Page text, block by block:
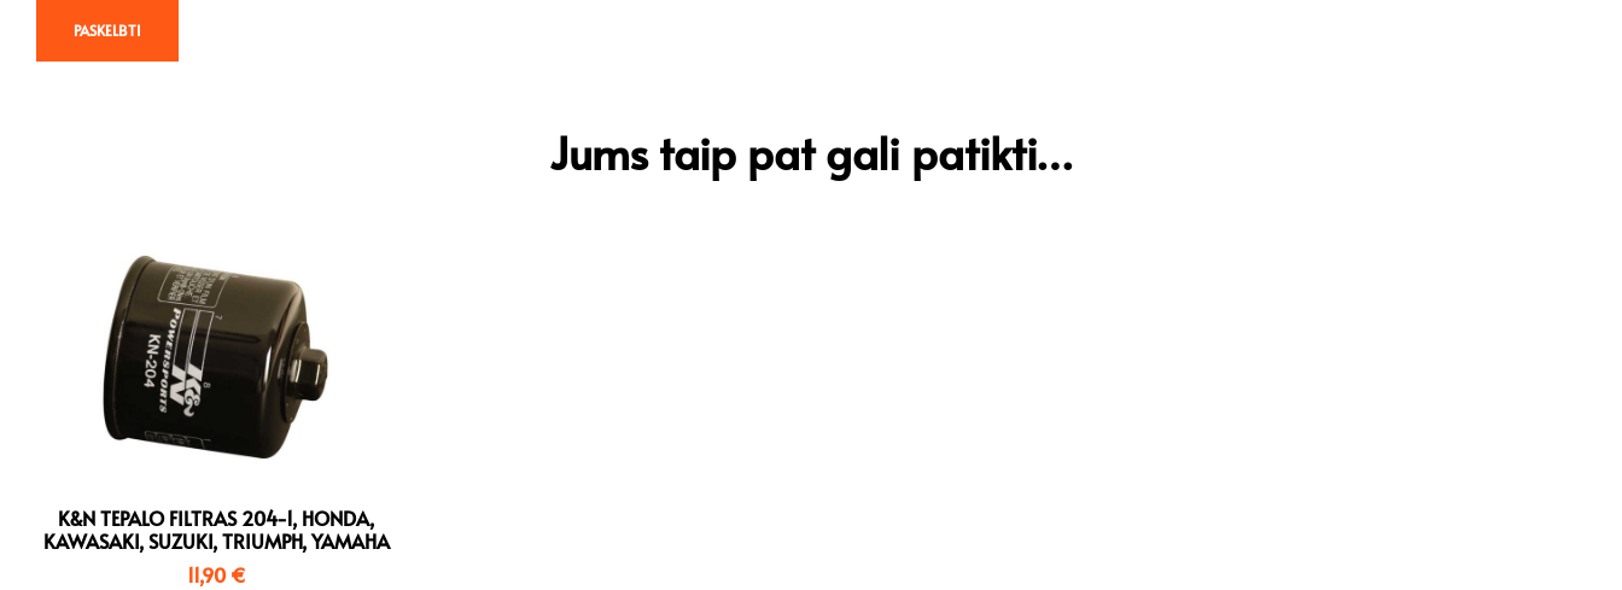
Jums taip pat gali patikti…
K&N TEPALO FILTRAS 204-1, HONDA,
KAWASAKI, SUZUKI, TRIUMPH, YAMAHA
11,90 €